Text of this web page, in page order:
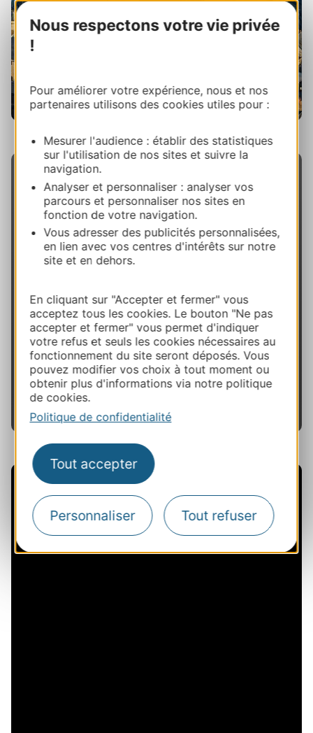
Nous respectons votre vie privée
!
Pour améliorer votre expérience, nous et nos
partenaires utilisons des cookies utiles pour :
Mesurer l'audience : établir des statistiques
sur l'utilisation de nos sites et suivre la
navigation.
Analyser et personnaliser : analyser vos
parcours et personnaliser nos sites en
fonction de votre navigation.
Vous adresser des publicités personnalisées,
en lien avec vos centres d'intérêts sur notre
site et en dehors.
En cliquant sur "Accepter et fermer" vous
acceptez tous les cookies. Le bouton "Ne pas
accepter et fermer" vous permet d'indiquer
votre refus et seuls les cookies nécessaires au
fonctionnement du site seront déposés. Vous
pouvez modifier vos choix à tout moment ou
obtenir plus d'informations via notre politique
de cookies.
Politique de confidentialité
Tout accepter
Personnaliser Tout refuser
Le saviez-vous ?
garantie pour la préservation des paysages, des
ressources et des savoir-faire uniques dont vous
ferez la découverte émerveillée entreAveyron,
Lozère et Cantal.
En savoir plus